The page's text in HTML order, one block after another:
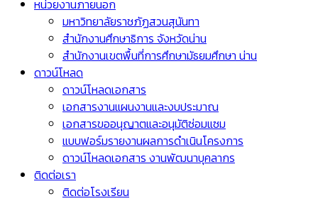
หน่วยงานภายนอก
มหาวิทยาลัยราชภัฏสวนสุนันทา
สำนักงานศึกษาธิการ จังหวัดน่าน
สำนักงานเขตพื้นที่การศึกษามัธยมศึกษา น่าน
ดาวน์โหลด
ดาวน์โหลดเอกสาร
เอกสารงานแผนงานและงบประมาณ
เอกสารขออนุญาตและอนุมัติซ่อมแซม
แบบฟอร์มรายงานผลการดำเนินโครงการ
ดาวน์โหลดเอกสาร งานพัฒนาบุคลากร
ติดต่อเรา
ติดต่อโรงเรียน